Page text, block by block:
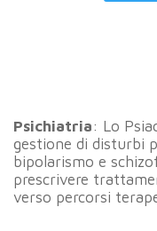
Psichiatria: Lo
gestione di disturbi
bipolarismo e
prescrivere
verso percorsi